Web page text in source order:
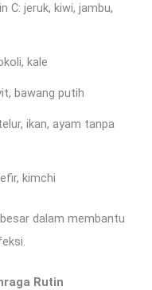
C: jeruk, kiwi, jambu,
kale
bawang putih
ikan, ayam tanpa
kimchi
dalam membantu
Rutin